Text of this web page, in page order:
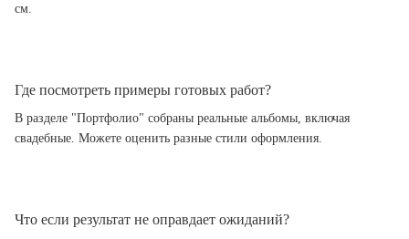
см.
Где посмотреть примеры готовых работ?
В разделе "Портфолио" собраны реальные альбомы, включая
свадебные. Можете оценить разные стили оформления.
Что если результат не оправдает ожиданий?